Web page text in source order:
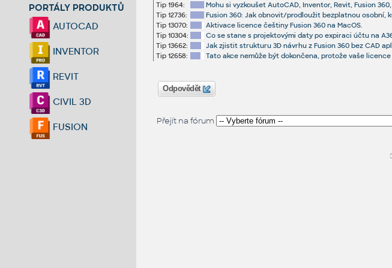
PORTÁLY PRODUKTŮ
AUTOCAD
INVENTOR
REVIT
CIVIL 3D
FUSION
Tip 1964:
Mohu si vyzkoušet AutoCAD, Inventor, Revit, Fusion
Tip 12736:
Fusion 360: Jak obnovit/prodloužit bezplatnou
Tip 13070:
Aktivace licence češtiny Fusion 360 na MacOS.
Tip 10304:
Co se stane s projektovými daty po expiraci účtu na
Tip 13662:
Jak zjistit strukturu 3D návrhu z Fusion 360 bez CAD
Tip 12658:
Tato akce nemůže být dokončena, protože vaše
Odpovědět
Přejít na fórum